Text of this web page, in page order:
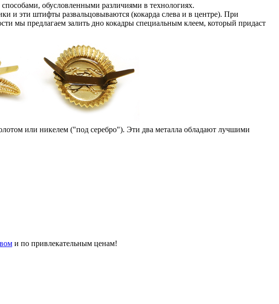
обусловленными различиями в технологиях.
и эти штифты развальцовываются (кокарда слева и в центре). При
мы предлагаем залить дно кокадры специальным клеем, который придаст
или никелем ("под серебро"). Эти два металла обладают лучшими
и по привлекательным ценам!